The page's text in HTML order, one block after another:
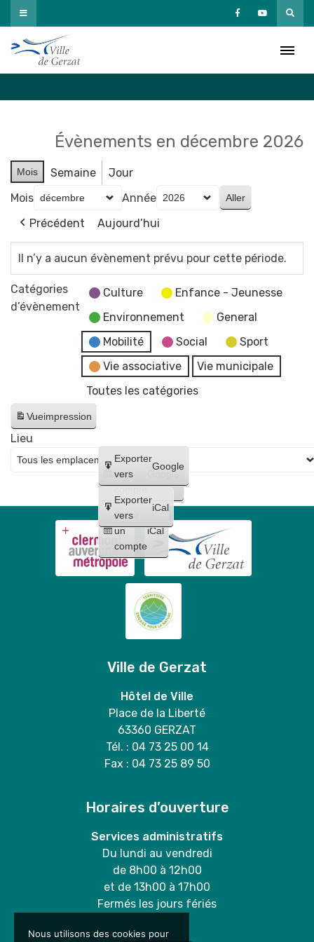
Passer
au
contenu
Évènements en décembre 2026
Mois Semaine
Jour
Mois
Année
Précédent
Aujourd’hui
Il n’y a aucun évènement prévu pour cette période.
Catégories
d’évènement
Culture
Enfance - Jeunesse
Environnement
General
Mobilité
Social
Sport
Vie associative
Vie municipale
Toutes les catégories
Vueimpression
Créer
un
compte
Google
Créer
un
compte
iCal
Exporter
vers
Google
Exporter
vers
iCal
Lieu
Ville de Gerzat
Hôtel de Ville
Place de la Liberté
63360 GERZAT
Tél. : 04 73 25 00 14
Fax : 04 73 25 89 50
Horaires d’ouverture
Services administratifs
Du lundi au vendredi
de 8h00 à 12h00
et de 13h00 à 17h00
Fermés les jours fériés
Nous utilisons des cookies pour